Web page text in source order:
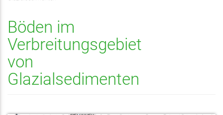
Böden im
Verbreitungsgebiet
von
Glazialsedimenten